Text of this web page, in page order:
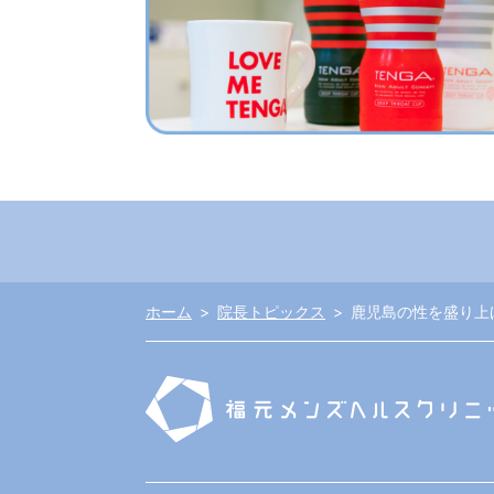
ホーム 院長トピックス 鹿児島の性を盛り上